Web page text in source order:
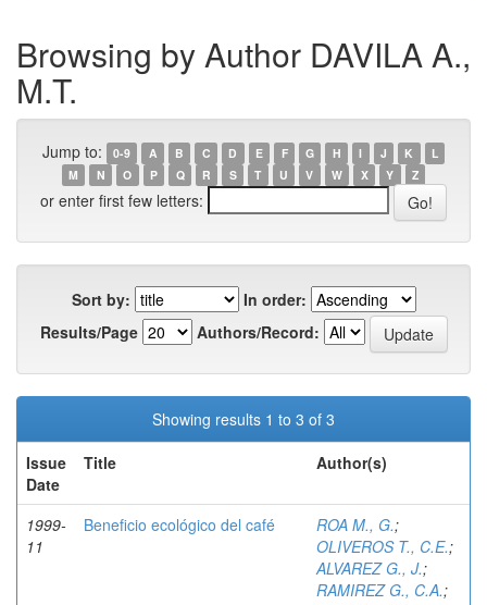
Browsing by Author DAVILA A.,
M.T.
Jump to: 0-9 A B C D E F G H I J K
L
M
N O P Q R S T U V W X Y Z
or enter first few letters:
Sort by:
In order:
Results/Page
Authors/Record:
Showing results 1 to 3 of 3
Issue
Date
Title Author(s)
1999-
11
Beneficio ecológico del café ROA M., G.;
OLIVEROS T., C.E.;
ALVAREZ G., J.;
RAMIREZ G., C.A.;